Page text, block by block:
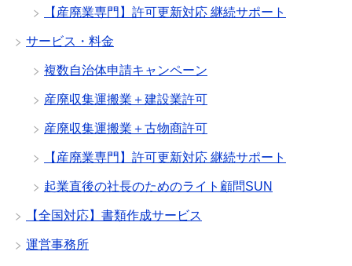
【産廃業専門】許可更新対応 継続サポート
サービス・料金
複数自治体申請キャンペーン
産廃収集運搬業＋建設業許可
産廃収集運搬業＋古物商許可
【産廃業専門】許可更新対応 継続サポート
起業直後の社長のためのライト顧問SUN
【全国対応】書類作成サービス
運営事務所